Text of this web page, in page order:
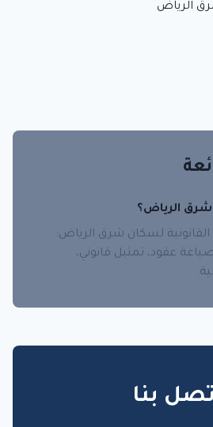
الرياض
الرياض؟
لسكان شرق الرياض:
عقود، تمثيل قانوني،
بنا